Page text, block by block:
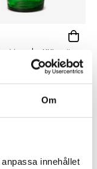
Om
innehållet
Marocko XXL grön